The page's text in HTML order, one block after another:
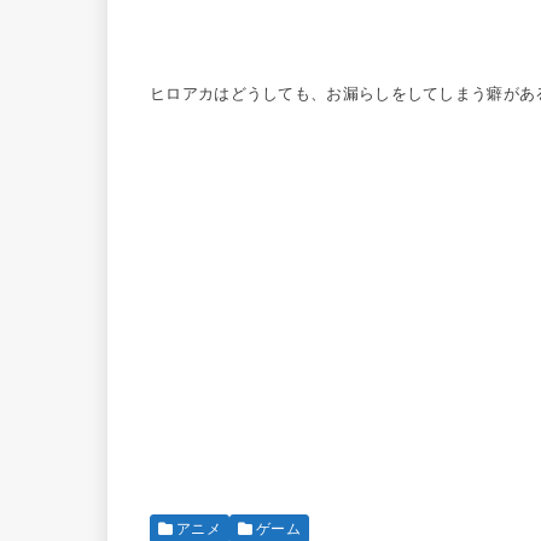
ヒロアカはどうしても、お漏らしをしてしまう癖が
アニメ ゲーム